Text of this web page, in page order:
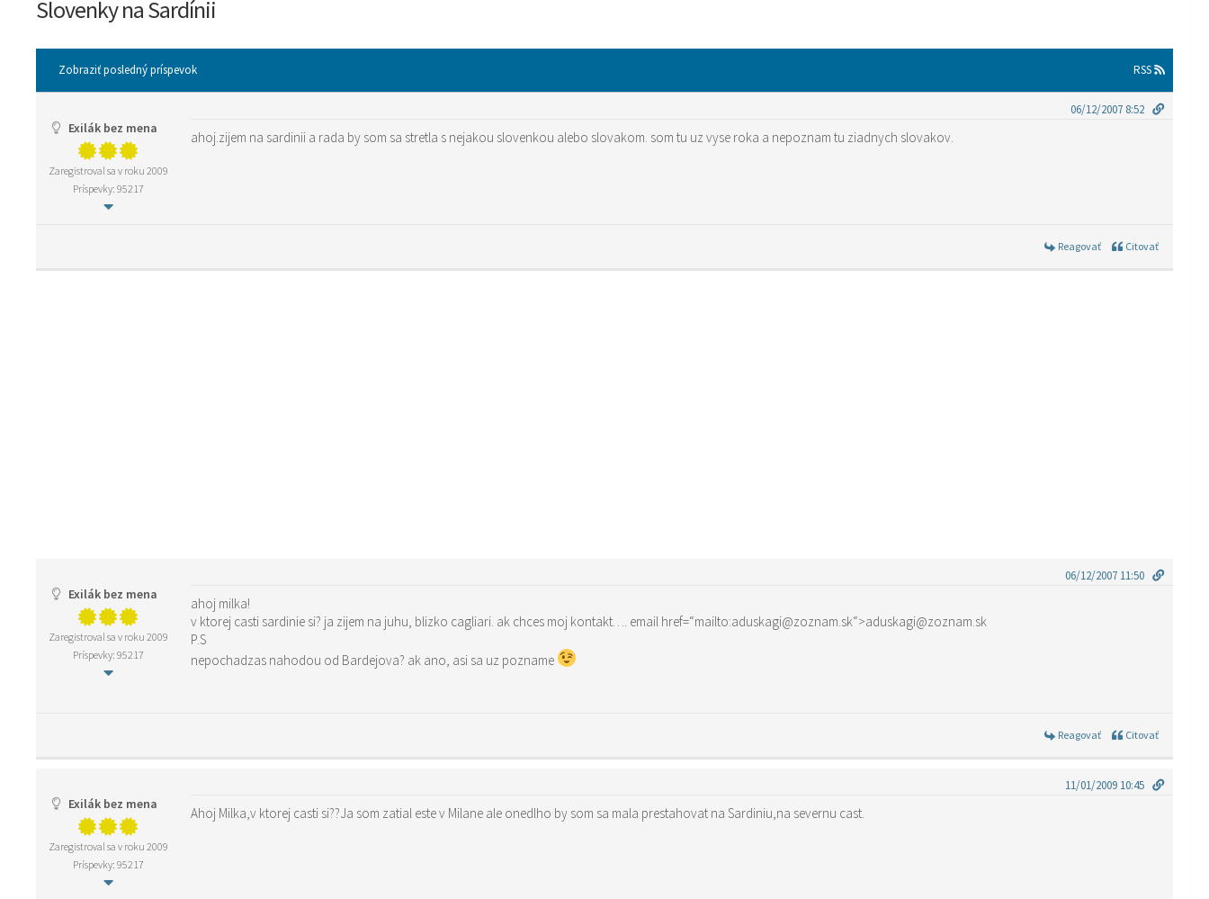
Slovenky na Sardínii
Zobraziť posledný príspevok RSS
Exilák bez mena
Zaregistroval sa v roku 2009
Príspevky: 95217
06/12/2007 8:52
ahoj.zijem na sardinii a rada by som sa stretla s nejakou slovenkou alebo slovakom. som tu uz vyse roka a nepoznam tu ziadnych slovakov.
Reagovať Citovať
Exilák bez mena
Zaregistroval sa v roku 2009
Príspevky: 95217
06/12/2007 11:50
ahoj milka!
v ktorej casti sardinie si? ja zijem na juhu, blizko cagliari. ak chces moj kontakt…. email href=“mailto:aduskagi@zoznam.sk“>aduskagi@zoznam.sk
P.S
nepochadzas nahodou od Bardejova? ak ano, asi sa uz pozname
Reagovať Citovať
Exilák bez mena
Zaregistroval sa v roku 2009
Príspevky: 95217
11/01/2009 10:45
Ahoj Milka,v ktorej casti si??Ja som zatial este v Milane ale onedlho by som sa mala prestahovat na Sardiniu,na severnu cast.